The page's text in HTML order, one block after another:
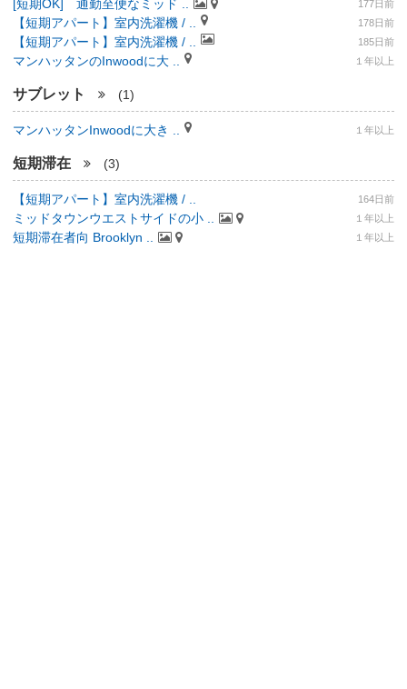
[短期OK] 通勤至便なミッド .. 177日前
【短期アパート】室内洗濯機 / .. 178日前
【短期アパート】室内洗濯機 / .. 185日前
マンハッタンのInwoodに大 .. １年以上
サブレット (1)
マンハッタンInwoodに大き .. １年以上
短期滞在 (3)
【短期アパート】室内洗濯機 / .. 164日前
ミッドタウンウエストサイドの小 .. １年以上
短期滞在者向 Brooklyn .. １年以上